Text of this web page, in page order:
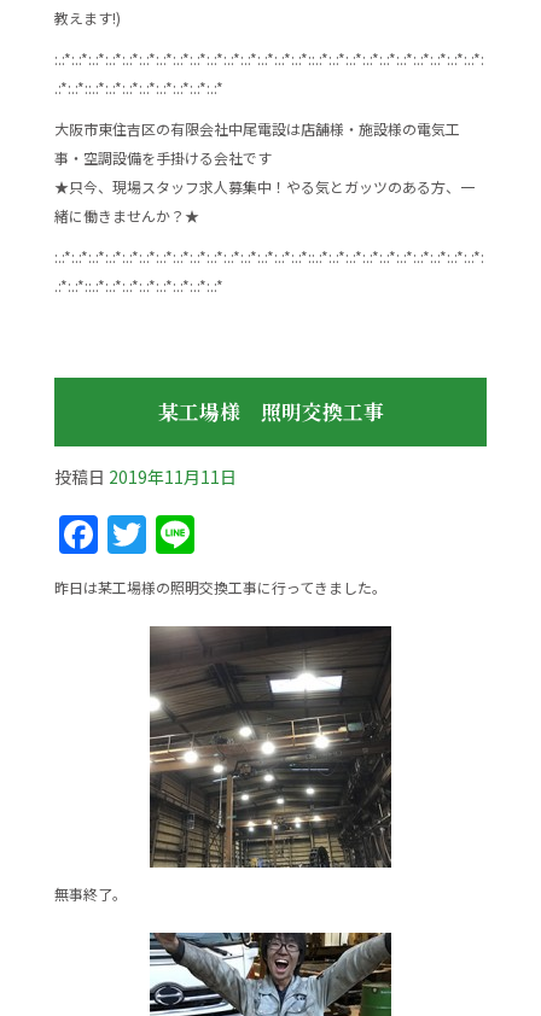
教えます!)
:.:*:.:*:.:*:.:*:.:*:.:*:.:*:.:*:.:*:.:*:.:*:.:*:.:*:.:*:.:*::.:*:.:*:.:*:.:*:.:*:.:*:.:*:.:*:.:*:.:*:
.:*:.:*::.:*:.:*:.:*:.:*:.:*:.:*:.:*:.:*
大阪市東住吉区の有限会社中尾電設は店舗様・施設様の電気工
事・空調設備を手掛ける会社です
★只今、現場スタッフ求人募集中！やる気とガッツのある方、一
緒に働きませんか？★
:.:*:.:*:.:*:.:*:.:*:.:*:.:*:.:*:.:*:.:*:.:*:.:*:.:*:.:*:.:*::.:*:.:*:.:*:.:*:.:*:.:*:.:*:.:*:.:*:.:*:
.:*:.:*::.:*:.:*:.:*:.:*:.:*:.:*:.:*:.:*
某工場様 照明交換工事
投稿日 2019年11月11日
F
a
c
T
w
itt
er
Li
n
e
昨日は某工場様の照明交換工事に行ってきました。
無事終了。